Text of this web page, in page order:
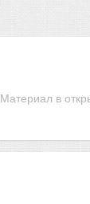
Материал в